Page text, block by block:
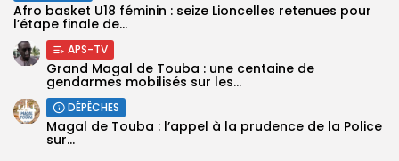
‎Afro basket U18 féminin : seize Lioncelles retenues pour
l’étape finale de...
APS-TV
Grand Magal de Touba : une centaine de
gendarmes mobilisés sur les...
DÉPÊCHES
Magal de Touba : l’appel à la prudence de la Police
sur...